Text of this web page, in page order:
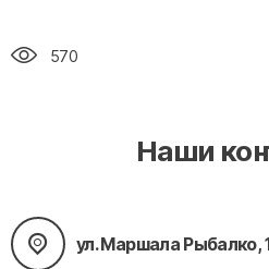
570
Наши
ул. Маршала Рыбалко,